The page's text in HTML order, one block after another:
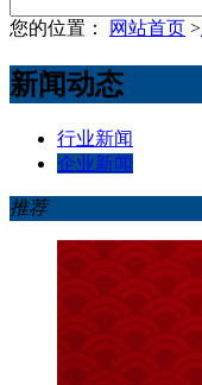
您的位置： 网站首页 >
新闻动态
行业新闻
企业新闻
推荐